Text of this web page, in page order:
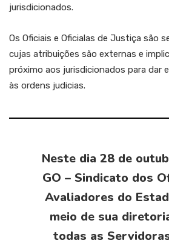
jurisdicionados.
Os Oficiais e Oficialas de Justiça são
cujas atribuições são externas e
próximo aos jurisdicionados para dar
às ordens judicias.
Neste dia 28 de
GO – Sindicato dos
Avaliadores do
meio de sua
todas as